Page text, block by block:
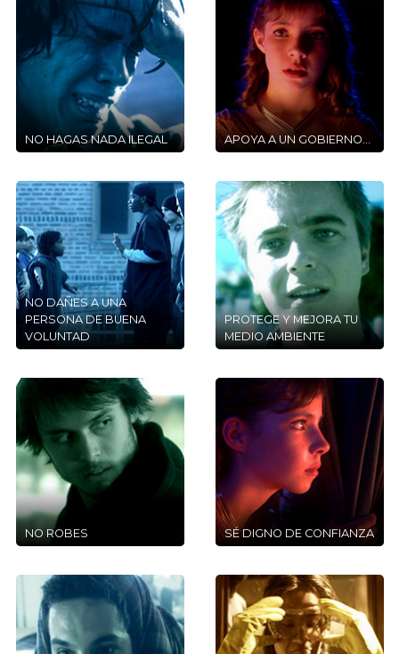
NO HAGAS NADA ILEGAL APOYA A UN GOBIERNO…
NO DAÑES A UNA
PERSONA DE BUENA
VOLUNTAD
PROTEGE Y MEJORA TU
MEDIO AMBIENTE
NO ROBES SÉ DIGNO DE CONFIANZA